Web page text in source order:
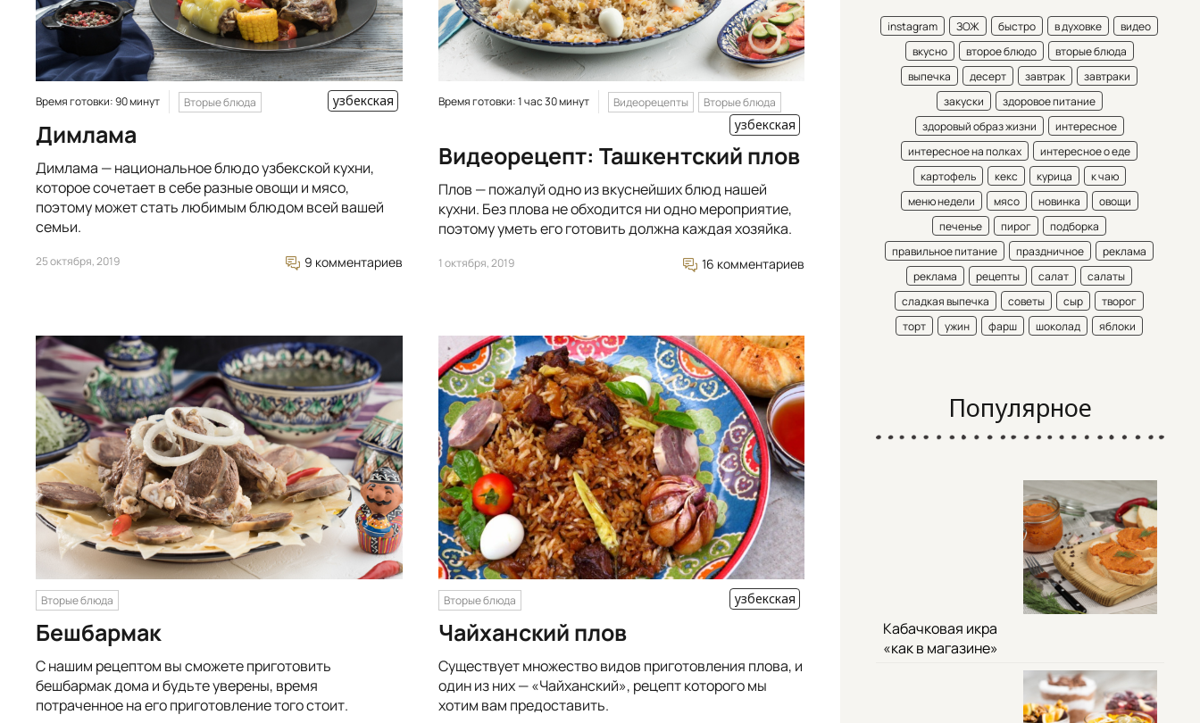
Время готовки: 90 минут Вторые блюда узбекская
Димлама
Димлама — национальное блюдо узбекской кухни,
которое сочетает в себе разные овощи и мясо,
поэтому может стать любимым блюдом всей вашей
семьи.
25 октября, 2019 9 комментариев
Время готовки: 1 час 30 минут Видеорецепты Вторые блюда
узбекская
Видеорецепт: Ташкентский плов
Плов — пожалуй одно из вкуснейших блюд нашей
кухни. Без плова не обходится ни одно мероприятие,
поэтому уметь его готовить должна каждая хозяйка.
1 октября, 2019 16 комментариев
Вторые блюда
Бешбармак
С нашим рецептом вы сможете приготовить
бешбармак дома и будьте уверены, время
потраченное на его приготовление того стоит.
Вторые блюда узбекская
Чайханский плов
Существует множество видов приготовления плова, и
один из них — «Чайханский», рецепт которого мы
хотим вам предоставить.
instagram ЗОЖ быстро в духовке
видео
вкусно
второе блюдо
вторые блюда
выпечка
десерт завтрак
завтраки
закуски
здоровое питание
здоровый образ жизни
интересное
интересное на полках
интересное о еде
картофель
кекс курица
к чаю
меню недели
мясо новинка
овощи
печенье
пирог
подборка
правильное питание
праздничное
реклама
реклама
рецепты салат
салаты
сладкая выпечка
советы сыр
творог
торт
ужин фарш шоколад яблоки
Популярное
Кабачковая икра
«как в магазине»